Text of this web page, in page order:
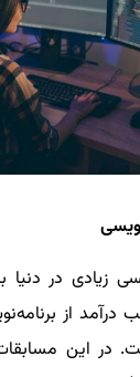
زیادی در دنیا
درآمد از
. در این